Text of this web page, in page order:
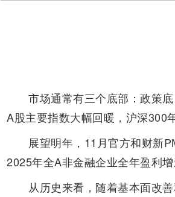
市场通常有三个底部：政策
A股主要指数大幅回暖，沪深300
展望明年，11月官方和财新
2025年全A非金融企业全年盈利
从历史来看，随着基本面改